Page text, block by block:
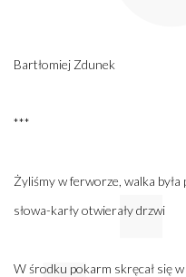
Bartłomiej Zdunek
***
Żyliśmy w ferworze, walka była
słowa-karły otwierały drzwi
W środku pokarm skręcał się w